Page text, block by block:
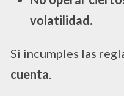
volatilidad.
Si incumples las
cuenta.